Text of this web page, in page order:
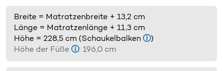
Breite = Matratzenbreite + 13,2 cm
Länge = Matratzenlänge + 11,3 cm
Höhe = 228,5 cm (Schaukelbalken ⓘ)
Höhe der Füße ⓘ: 196,0 cm